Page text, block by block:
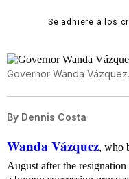
Se adhiere a los
Governor Wanda Vázquez.
By Dennis Costa
Wanda Vázquez, who
August after the